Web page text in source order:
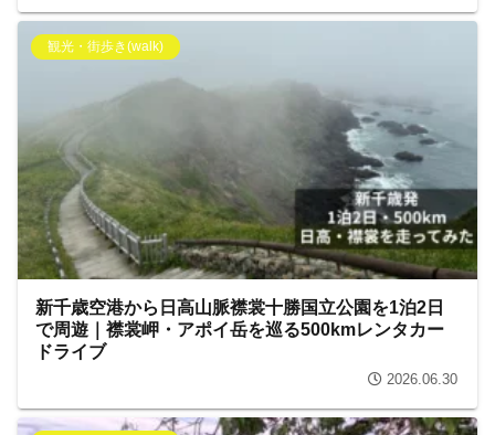
観光・街歩き(walk)
新千歳空港から日高山脈襟裳十勝国立公園を1泊2日
で周遊｜襟裳岬・アポイ岳を巡る500kmレンタカー
ドライブ
2026.06.30